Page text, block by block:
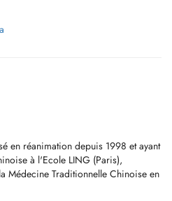
en réanimation depuis 1998 et ayant
à l'Ecole LING (Paris),
Médecine Traditionnelle Chinoise en
je suis arrivé à Luxembourg Ville en